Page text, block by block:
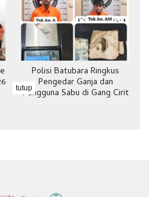
Polisi Batubara Ringkus
Pengedar Ganja dan
Pengguna Sabu di Gang Cirit
tutup